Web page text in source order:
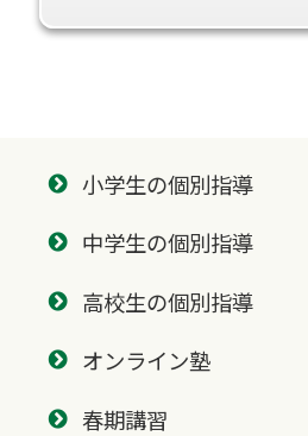
小学生の個別指導
中学生の個別指導
高校生の個別指導
オンライン塾
春期講習